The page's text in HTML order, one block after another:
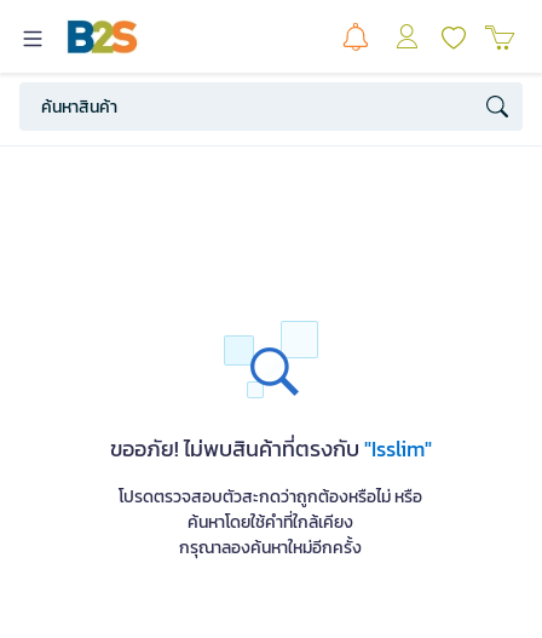
ขออภัย! ไม่พบสินค้าที่ตรงกับ"Isslim"
โปรดตรวจสอบตัวสะกดว่าถูกต้องหรือไม่ หรือ
ค้นหาโดยใช้คำที่ใกล้เคียง
กรุณาลองค้นหาใหม่อีกครั้ง